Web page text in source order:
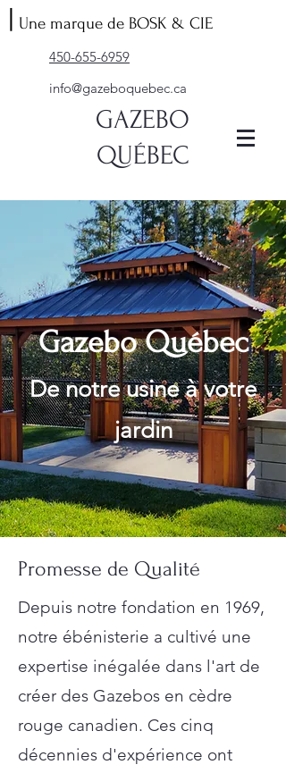
Une marque de BOSK & CIE
450-655-6959
info@gazeboquebec.ca
GAZEBO
QUÉBEC
Gazebo Québec
De notre usine à votre
jardin
Promesse de Qualité
Depuis notre fondation en 1969,
notre ébénisterie a cultivé une
expertise inégalée dans l'art de
créer des Gazebos en cèdre
rouge canadien. Ces cinq
décennies d'expérience ont